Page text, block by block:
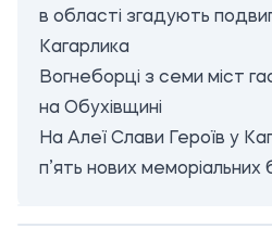
в області згадують
Кагарлика
Вогнеборці з семи міст
на Обухівщині
На Алеї Слави Героїв у
п’ять нових меморіальних